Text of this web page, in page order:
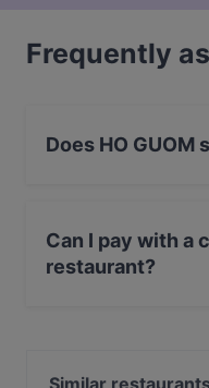
Frequently
Does HO GUOM
Can I pay with a
restaurant?
Similar